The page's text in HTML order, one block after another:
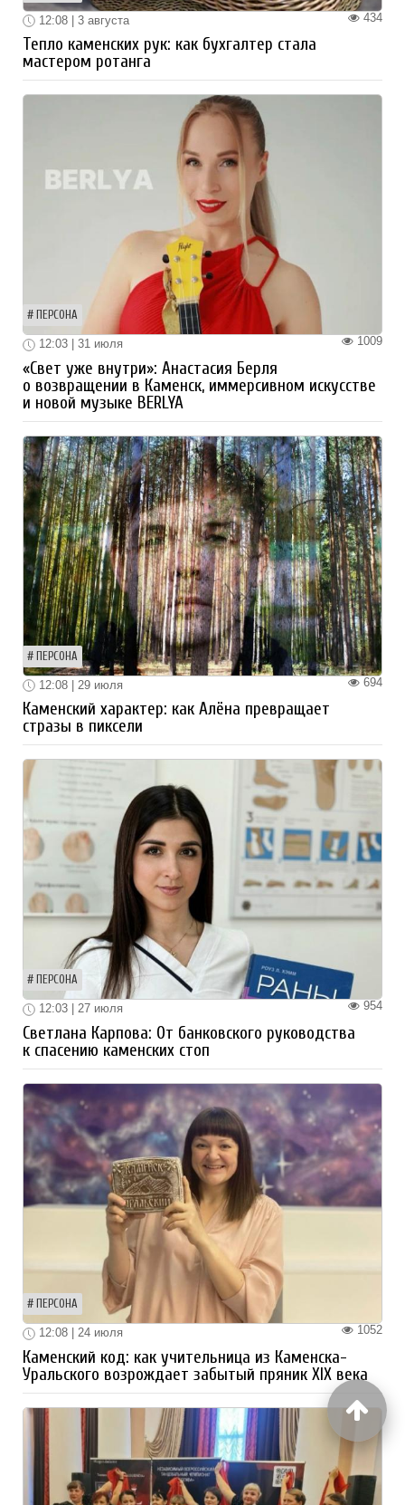
434
12:08 | 3 августа
Тепло каменских рук: как бухгалтер стала
мастером ротанга
ПЕРСОНА
1009
12:03 | 31 июля
«Свет уже внутри»: Анастасия Берля
о возвращении в Каменск, иммерсивном искусстве
и новой музыке BERLYA
ПЕРСОНА
694
12:08 | 29 июля
Каменский характер: как Алёна превращает
стразы в пиксели
ПЕРСОНА
954
12:03 | 27 июля
Светлана Карпова: От банковского руководства
к спасению каменских стоп
ПЕРСОНА
1052
12:08 | 24 июля
Каменский код: как учительница из Каменска-
Уральского возрождает забытый пряник XIX века